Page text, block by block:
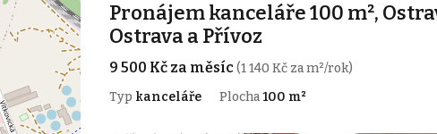
Pronájem kanceláře 100 m²,
Ostrava a Přívoz
9 500 Kč za měsíc(1 140 Kč za m²/rok)
Typ kanceláře Plocha100 m²